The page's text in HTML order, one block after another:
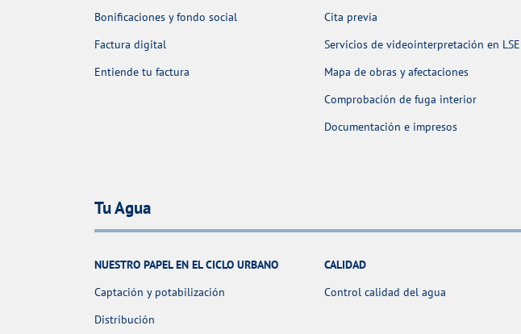
Bonificaciones y fondo social
Factura digital
Entiende tu factura
Cita previa
Servicios de videointerpretación en LSE
Mapa de obras y afectaciones
Comprobación de fuga interior
Documentación e impresos
Tu Agua
NUESTRO PAPEL EN EL CICLO URBANO
Captación y potabilización
Distribución
CALIDAD
Control calidad del agua